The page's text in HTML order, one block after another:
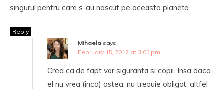
singurul pentru care s-au nascut pe aceasta planeta.
Reply
Mihaela says:
February 15, 2012 at 3:00 pm
Cred ca de fapt vor siguranta si copii. Insa daca
el nu vrea (inca) astea, nu trebuie obligat, altfel